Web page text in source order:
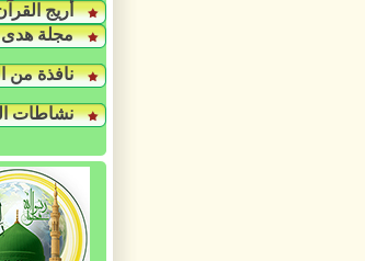
أريج
مجلة هدى
نافذة من
نشاطات